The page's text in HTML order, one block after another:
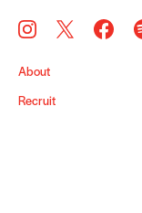
About
Recruit